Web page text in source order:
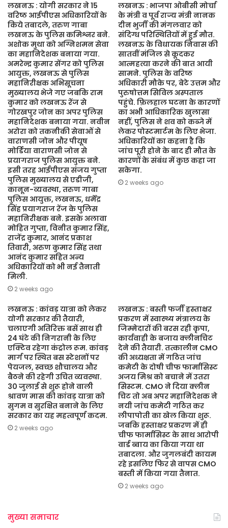
लखनऊ : योगी सरकार ने 15
वरिष्ठ आईपीएस अधिकारियों के
किये तबादले, तरुण गाबा
लखनऊ के पुलिस कमिश्नर बने.
अशोक मुथा को अग्निशमन सेवा
का महानिदेशक बनाया गया.
अमरेन्द्र कुमार सेंगर को पुलिस
आयुक्त, लखनऊ से पुलिस
महानिरीक्षक अभिसूचना
मुख्यालय भेजे गए जबकि राम
कुमार को लखनऊ रेंज से
गोरखपुर जोन का अपर पुलिस
महानिदेशक बनाया गया. नवीन
अरोरा को तकनीकी सेवाओं से
वाराणसी जोन और पीयूष
मोर्डिया वाराणसी जोन से
प्रयागराज पुलिस आयुक्त बने.
इसी तरह आईपीएस संजय गुप्ता
पुलिस मुख्यालय से एडीजी,
कानून-व्यवस्था, तरुण गाबा
पुलिस आयुक्त, लखनऊ, धर्मेंद्र
सिंह प्रयागराज रेंज के पुलिस
महानिरीक्षक बने. इसके अलावा
मोहित गुप्ता, विनीत कुमार सिंह,
राजेंद्र कुमार, आनंद प्रकाश
तिवारी, अरुण कुमार सिंह तथा
आनंद कुमार सहित अन्य
अधिकारियों को भी नई तैनाती
मिली.
2 weeks ago
लखनऊ : भाजपा ओबीसी मोर्चा
के मंत्री व पूर्व राज्य मंत्री नानक
दीन भुर्जी की मंगलवार को
संदिग्ध परिस्थितियों में हुई मौत.
लखनऊ के विधायक निवास की
सातवीं मंजिल से कूदकर
आत्महत्या करने की बात आयी
सामने. पुलिस के वरिष्ठ
अधिकारी मौके पर, बेटे उत्तम और
पुरुषोत्तम सिविल अस्पताल
पहुंचे. फ़िलहाल घटना के कारणों
का अभी आधिकारिक खुलासा
नहीं, पुलिस ने शव को कब्जे में
लेकर पोस्टमार्टम के लिए भेजा.
अधिकारियों का कहना है कि
जांच पूरी होने के बाद ही मौत के
कारणों के संबंध में कुछ कहा जा
सकेगा.
2 weeks ago
लखनऊ : कांवड़ यात्रा को लेकर
योगी सरकार की तैयारी,
चलाएगी अतिरिक्त बसें साथ ही
24 घंटे की निगरानी के लिए
एक्टिव रहेगा कंट्रोल रूम. कांवड़
मार्ग पर स्थित बस स्टेशनों पर
पेयजल, स्वच्छ शौचालय और
बैठने की रहेगी उचित व्यवस्था.
30 जुलाई से शुरू होने वाली
श्रावण मास की कांवड़ यात्रा को
सुगम व सुरक्षित बनाने के लिए
सरकार का यह महत्वपूर्ण कदम.
2 weeks ago
लखनऊ : बस्ती फर्जी हस्ताक्षर
प्रकरण में स्वास्थ्य मंत्रालय के
जिम्मेदारों की बरस रही कृपा,
कार्यवाही के बजाय क्लीनचिट
देने की तैयारी. तत्कालीन CMO
की अध्यक्षता में गठित जांच
कमेटी के दोषी चीफ फार्मासिस्ट
अजय मिश्र को बचाने में उतरा
सिस्टम. CMO ने दिया क्लीन
चिट तो अब अपर महानिदेशक ने
नयी जांच कमेटी गठित कर
लीपापोती का खेल किया शुरू.
जबकि हस्ताक्षर प्रकरण में ही
चीफ फार्मासिस्ट के साथ आरोपी
वार्ड ब्वाय का किया गया था
तबादला. और जुगलबंदी कायम
रहे इसलिए फिर से वापस CMO
बस्ती में किया गया तैनात.
2 weeks ago
मुख्या समाचार